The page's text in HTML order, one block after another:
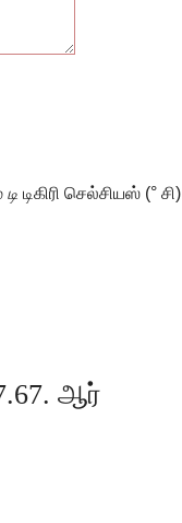
டி டிகிரி செல்சியஸ் (° சி)
ஆர்